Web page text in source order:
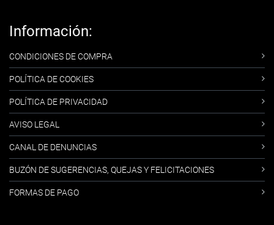
Información:
CONDICIONES DE COMPRA
POLÍTICA DE COOKIES
POLÍTICA DE PRIVACIDAD
AVISO LEGAL
CANAL DE DENUNCIAS
BUZÓN DE SUGERENCIAS, QUEJAS Y FELICITACIONES
FORMAS DE PAGO